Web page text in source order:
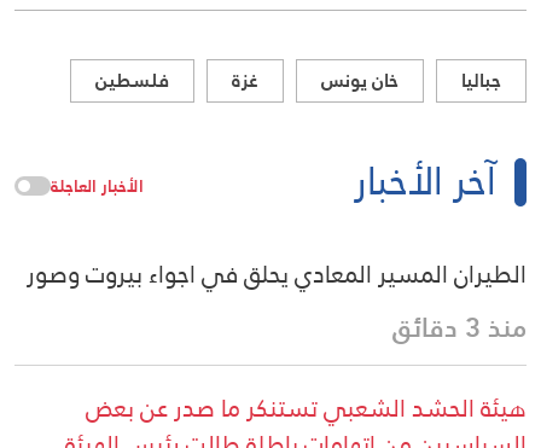
جباليا خان يونس غزة فلسطين
آخر الأخبار الأخبار العاجلة
الطيران المسير المعادي يحلق في اجواء بيروت وصور
منذ 3 دقائق
هيئة الحشد الشعبي تستنكر ما صدر عن بعض